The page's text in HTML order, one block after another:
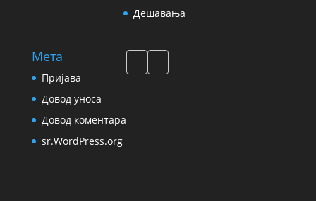
Дешавања
Мета
Пријава
Довод уноса
Довод коментара
sr.WordPress.org